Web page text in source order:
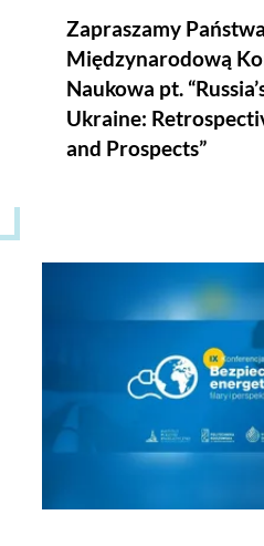
Zapraszamy
Międzynarodową
Naukowa pt. “Russia’s War in
Ukraine:
and Prospects”
I i II instancji”środowisku i kulturze"
Konferencja Naukowa